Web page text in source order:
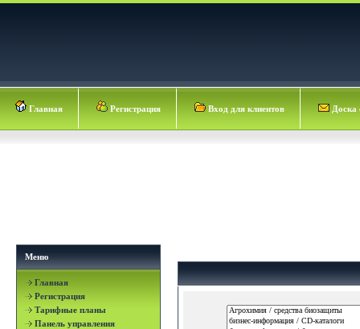
Главная Регистрация Вход для клиентов Доска
Меню
Главная
Регистрация
Тарифные планы
Панель управления